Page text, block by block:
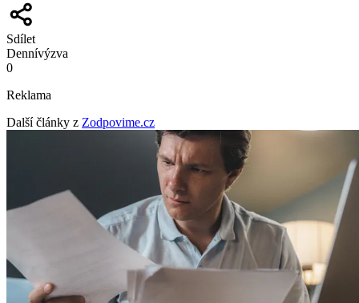
Sdílet
Dennívýzva
0
Reklama
Další články z Zodpovime.cz